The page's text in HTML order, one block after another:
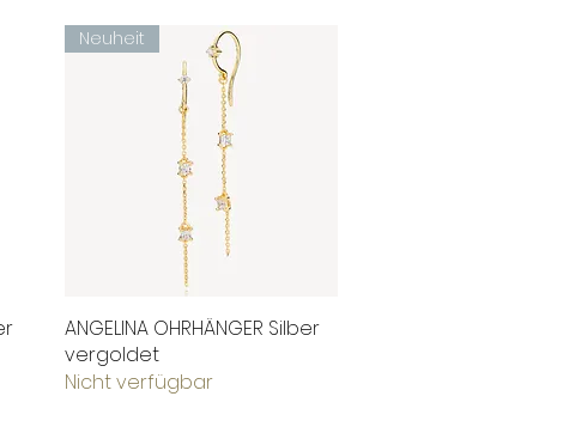
Schnellansicht
Neuheit
ANGELINA OHRHÄNGER Silber
vergoldet
Nicht verfügbar